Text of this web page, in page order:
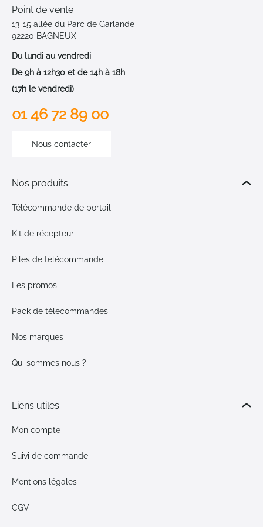
Point de vente
13-15 allée du Parc de Garlande
92220 BAGNEUX
Du lundi au vendredi
De 9h à 12h30 et de 14h à 18h
(17h le vendredi)
01 46 72 89 00
Nous contacter
Nos produits
Télécommande de portail
Kit de récepteur
Piles de télécommande
Les promos
Pack de télécommandes
Nos marques
Qui sommes nous ?
Liens utiles
Mon compte
Suivi de commande
Mentions légales
CGV